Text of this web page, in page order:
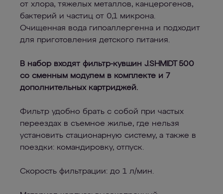
от хлора, тяжелых металлов, канцерогенов,
бактерий и частиц от 0,1 микрона.
Очищенная вода гипоаллергенна и подходит
для приготовления детского питания.
В набор входят фильтр-кувшин J.SHMIDT 500
со сменным модулем в комплекте и 7
дополнительных картриджей.
Фильтр удобно брать с собой при частых
переездах в съемное жилье, где нельзя
установить стационарную систему, а также в
поездки: командировку, отпуск.
Скорость фильтрации: до 1 л/мин.